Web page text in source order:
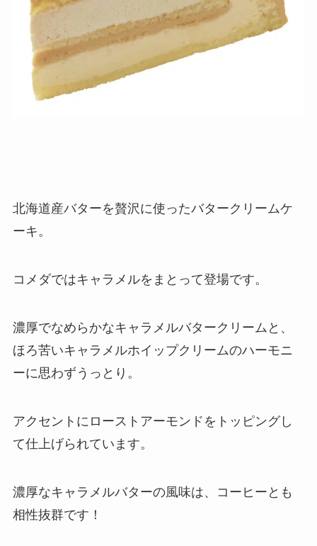
北海道産バターを贅沢に使ったバタークリームケ
ーキ。
コメダではキャラメルをまとって登場です。
濃厚でなめらかなキャラメルバタークリームと、
ほろ苦いキャラメルホイップクリームのハーモニ
ーに思わずうっとり。
アクセントにローストアーモンドをトッピングし
て仕上げられています。
濃厚なキャラメルバターの風味は、コーヒーとも
相性抜群です！